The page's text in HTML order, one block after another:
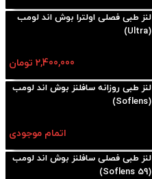
لنز طبی فصلی اولترا بوش اند لومب
(Ultra)
2,400,000 تومان
لنز طبی روزانه سافلنز بوش اند لومب
(Soflens)
اتمام موجودی
لنز طبی فصلی سافلنز بوش اند لومب
(Soflens 59)